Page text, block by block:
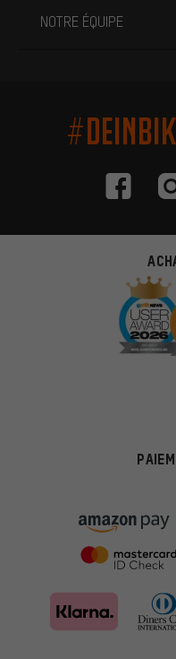
NOTRE ÉQUIPE